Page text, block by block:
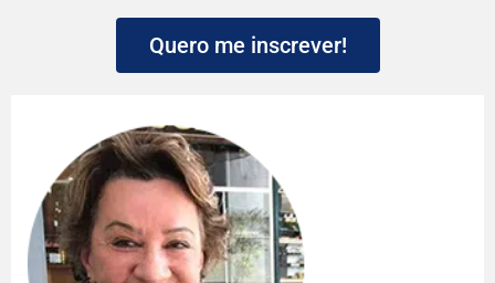
Quero me inscrever!